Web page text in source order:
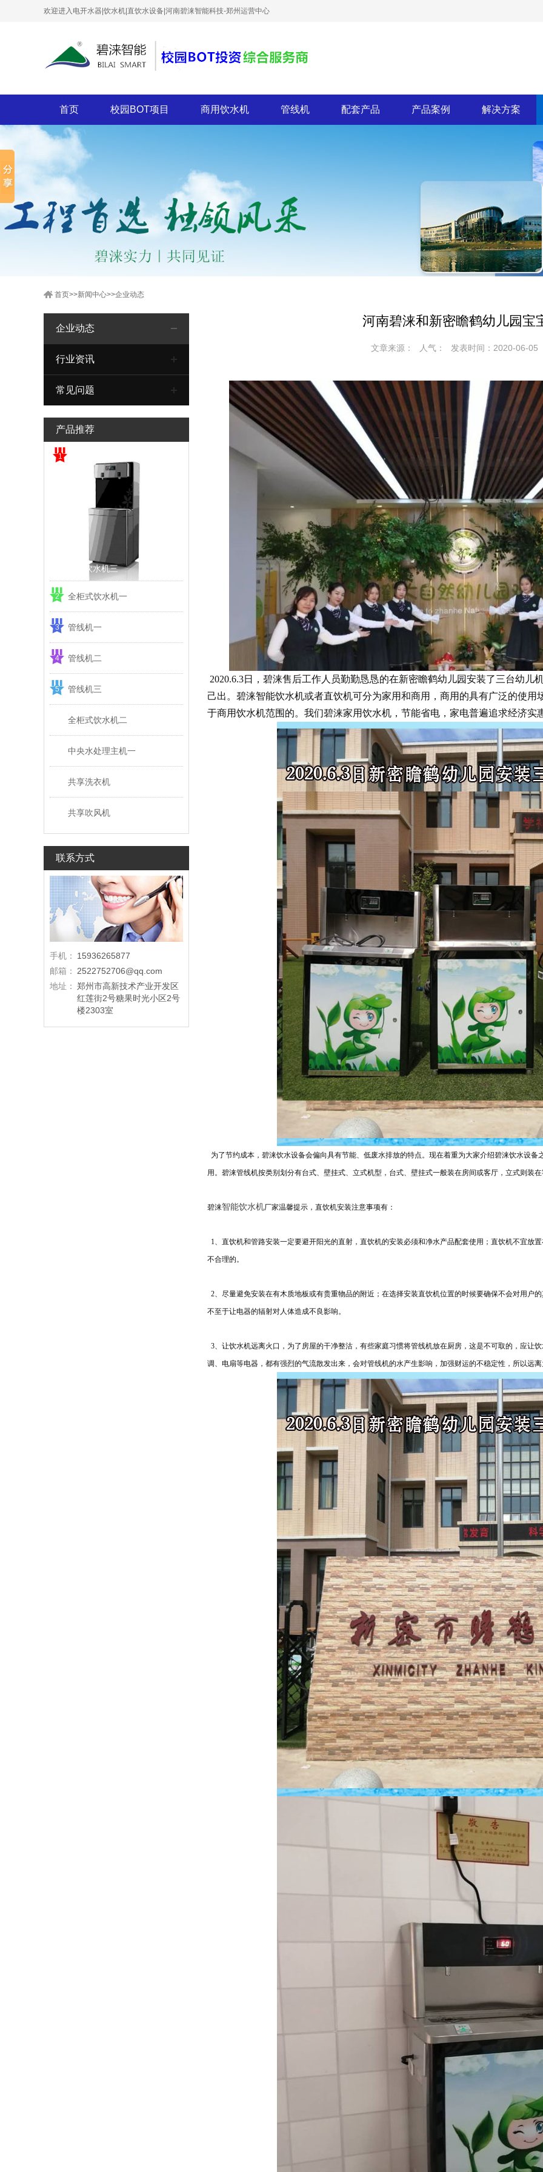
欢迎进入电开水器|饮水机|直饮水设备|河南碧涞智能科技-郑州运营中心
首页 校园BOT项目 商用饮水机 管线机 配套产品 产品案例 解决方案
首页>>新闻中心>>企业动态
企业动态
行业资讯
常见问题
产品推荐
1
步进式饮水机三
2 全柜式饮水机一
3 管线机一
4 管线机二
5 管线机三
全柜式饮水机二
中央水处理主机一
共享洗衣机
共享吹风机
联系方式
手机：
15936265877
邮箱：
2522752706@qq.com
地址： 郑州市高新技术产业开发区
红莲街2号糖果时光小区2号
楼2303室
河南碧涞和新密瞻鹤幼儿园宝
文章来源： 人气： 发表时间：2020-06-05
2020.6.3日，碧涞售后工作人员勤勤恳恳的在新密瞻鹤幼儿园安装了三台幼
己出。碧涞智能饮水机或者直饮机可分为家用和商用，商用的具有广泛的使
于商用饮水机范围的。我们碧涞家用饮水机，节能省电，家电普遍追求经济实
为了节约成本，碧涞饮水设备会偏向具有节能、低废水排放的特点。现在着重为大家介绍碧涞饮水设
用。碧涞管线机按类别划分有台式、壁挂式、立式机型，台式、壁挂式一般装在房间或客厅，立式则装
碧涞智能饮水机厂家温馨提示，直饮机安装注意事项有：
1、直饮机和管路安装一定要避开阳光的直射，直饮机的安装必须和净水产品配套使用；直饮机不宜放
不合理的。
2、尽量避免安装在有木质地板或有贵重物品的附近；在选择安装直饮机位置的时候要确保不会对用户
不至于让电器的辐射对人体造成不良影响。
3、让饮水机远离火口，为了房屋的干净整沽，有些家庭习惯将管线机放在厨房，这是不可取的，应让
调、电扇等电器，都有强烈的气流散发出来，会对管线机的水产生影响，加强财运的不稳定性，所以远